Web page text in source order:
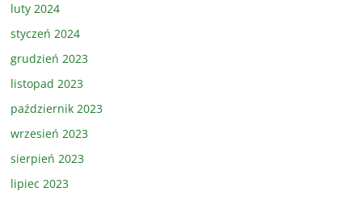
luty 2024
styczeń 2024
grudzień 2023
listopad 2023
październik 2023
wrzesień 2023
sierpień 2023
lipiec 2023